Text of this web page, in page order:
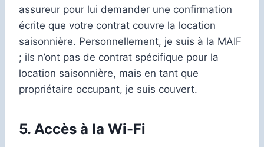
assureur pour lui demander une confirmation
écrite que votre contrat couvre la location
saisonnière. Personnellement, je suis à la MAIF
; ils n’ont pas de contrat spécifique pour la
location saisonnière, mais en tant que
propriétaire occupant, je suis couvert.
5. Accès à la Wi-Fi